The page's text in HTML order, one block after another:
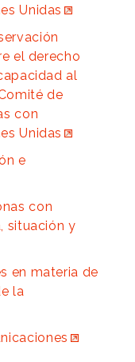
Unidas
el derecho
al
de
con
Unidas
e
con
situación y
en materia de
la